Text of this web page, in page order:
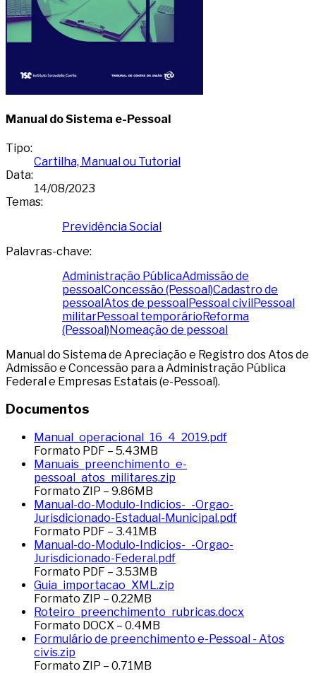
Manual do Sistema e-Pessoal
Tipo:
Cartilha, Manual ou Tutorial
Data:
14/08/2023
Temas:
Previdência Social
Palavras-chave:
Administração PúblicaAdmissão de
pessoalConcessão (Pessoal)Cadastro de
pessoalAtos de pessoalPessoal civilPessoal
militarPessoal temporárioReforma
(Pessoal)Nomeação de pessoal
Manual do Sistema de Apreciação e Registro dos Atos de
Admissão e Concessão para a Administração Pública
Federal e Empresas Estatais (e-Pessoal).
Documentos
Manual_operacional_16_4_2019.pdf
Formato PDF – 5.43MB
Manuais_preenchimento_e-
pessoal_atos_militares.zip
Formato ZIP – 9.86MB
Manual-do-Modulo-Indicios-_-Orgao-
Jurisdicionado-Estadual-Municipal.pdf
Formato PDF – 3.41MB
Manual-do-Modulo-Indicios-_-Orgao-
Jurisdicionado-Federal.pdf
Formato PDF – 3.53MB
Guia_importacao_XML.zip
Formato ZIP – 0.22MB
Roteiro_preenchimento_rubricas.docx
Formato DOCX – 0.4MB
Formulário de preenchimento e-Pessoal - Atos
civis.zip
Formato ZIP – 0.71MB